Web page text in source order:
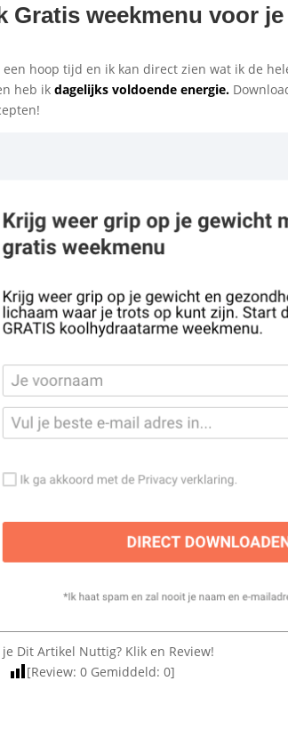
Gratis weekmenu voor je
hoop tijd en ik kan direct zien wat ik de
heb ik dagelijks voldoende energie.
je Dit Artikel Nuttig? Klik en Review!
[Review: 0Gemiddeld: 0]